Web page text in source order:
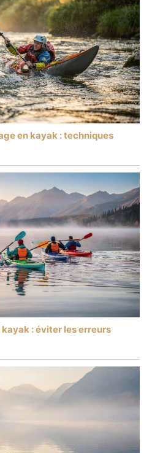
en kayak : techniques
: éviter les erreurs